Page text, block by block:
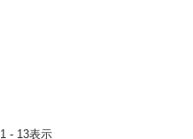
1 - 13表示